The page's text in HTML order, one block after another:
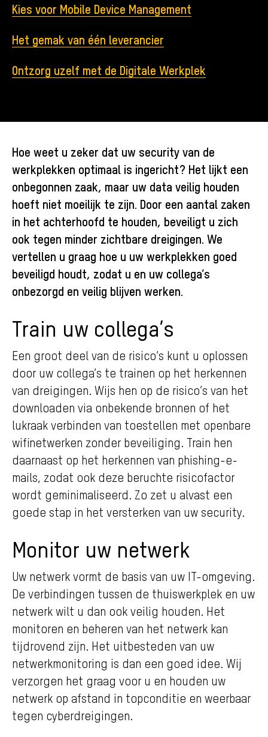
Kies voor Mobile Device Management
Het gemak van één leverancier
Ontzorg uzelf met de Digitale Werkplek
Hoe weet u zeker dat uw security van de
werkplekken optimaal is ingericht? Het lijkt een
onbegonnen zaak, maar uw data veilig houden
hoeft niet moeilijk te zijn. Door een aantal zaken
in het achterhoofd te houden, beveiligt u zich
ook tegen minder zichtbare dreigingen. We
vertellen u graag hoe u uw werkplekken goed
beveiligd houdt, zodat u en uw collega’s
onbezorgd en veilig blijven werken.
Train uw collega’s
Een groot deel van de risico’s kunt u oplossen
door uw collega’s te trainen op het herkennen
van dreigingen. Wijs hen op de risico’s van het
downloaden via onbekende bronnen of het
lukraak verbinden van toestellen met openbare
wifinetwerken zonder beveiliging. Train hen
daarnaast op het herkennen van phishing-e-
mails, zodat ook deze beruchte risicofactor
wordt geminimaliseerd. Zo zet u alvast een
goede stap in het versterken van uw security.
Monitor uw netwerk
Uw netwerk vormt de basis van uw IT-omgeving.
De verbindingen tussen de thuiswerkplek en uw
netwerk wilt u dan ook veilig houden. Het
monitoren en beheren van het netwerk kan
tijdrovend zijn. Het uitbesteden van uw
netwerkmonitoring is dan een goed idee. Wij
verzorgen het graag voor u en houden uw
netwerk op afstand in topconditie en weerbaar
tegen cyberdreigingen.